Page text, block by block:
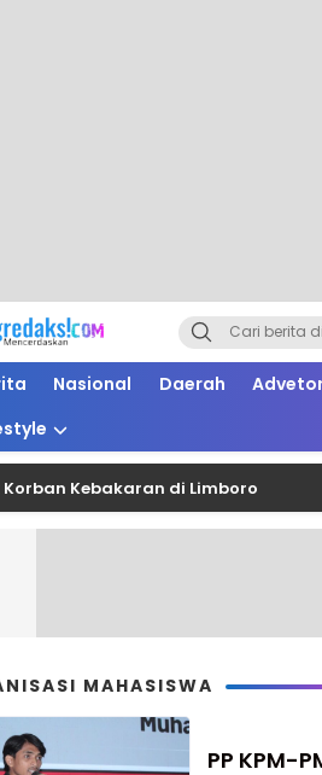
Nasional Daerah
Kebakaran di Limboro
MAHASISWA
PP KPM-